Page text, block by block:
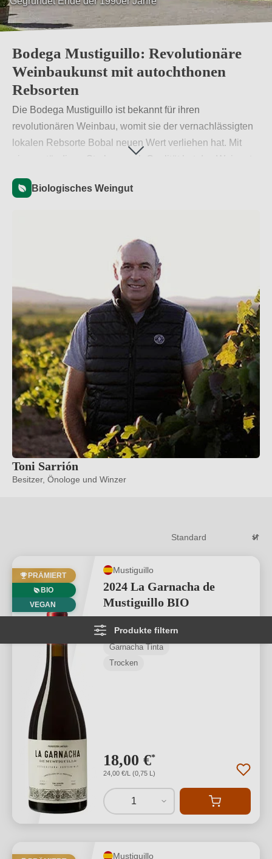
Bodega Mustiguillo: Revolutionäre
Weinbaukunst mit autochthonen
Rebsorten
Die Bodega Mustiguillo ist bekannt für ihren
revolutionären Weinbau, womit sie der vernachlässigten
lokalen Rebsorte Bobal neuen Wert verliehen hat. Mit
einem ständigen Streben nach Qualität hat das Weingut
nutzen. Bodega Mustiguillo behandelt ihren Wein in
Biologisches Weingut
Toni Sarrión
Besitzer, Önologe und Winzer
Produkte filtern
PRÄMIERT
BIO
VEGAN
Mustiguillo
2024 La Garnacha de
Mustiguillo BIO
Valencia
Garnacha Tinta
Trocken
18,00 €*
24,00 €/L (0,75 L)
1
Mustiguillo